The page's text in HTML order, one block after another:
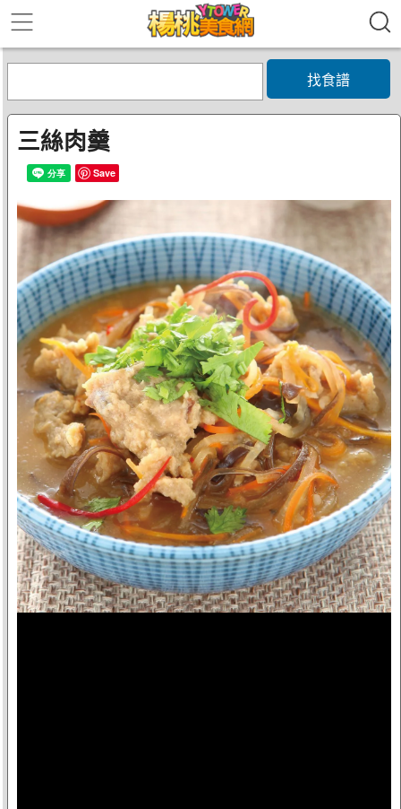
找食譜
三絲肉羹
Save